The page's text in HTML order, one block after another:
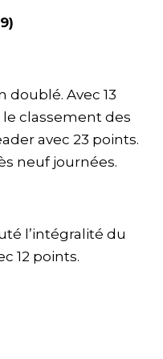
doublé. Avec 13
classement des
avec 23 points.
neuf journées.
l’intégralité du
12 points.